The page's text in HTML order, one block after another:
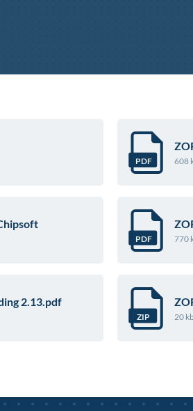
PDF 608
PDF 770
2.13.pdf
ZIP 20